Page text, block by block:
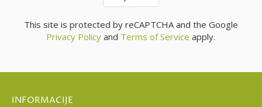
This site is protected by reCAPTCHA and the Google
Privacy Policy and Terms of Service apply.
INFORMACIJE